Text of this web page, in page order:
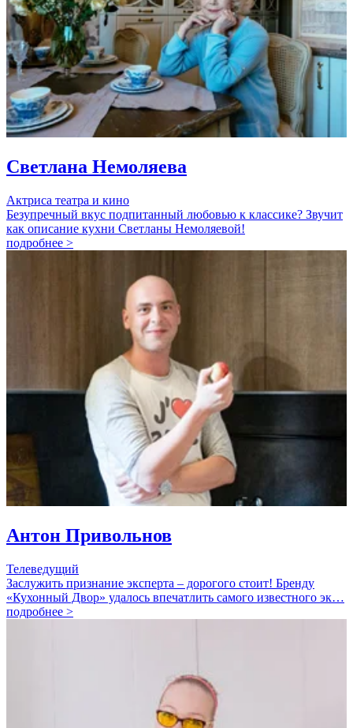
Светлана Немоляева
Актриса театра и кино
Безупречный вкус подпитанный любовью к классике? Звучит
как описание кухни Светланы Немоляевой!
подробнее >
Антон Привольнов
Телеведущий
Заслужить признание эксперта – дорогого стоит! Бренду
«Кухонный Двор» удалось впечатлить самого известного эк…
подробнее >